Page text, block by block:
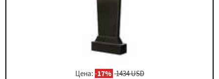
Цена: -17% 1434 USD